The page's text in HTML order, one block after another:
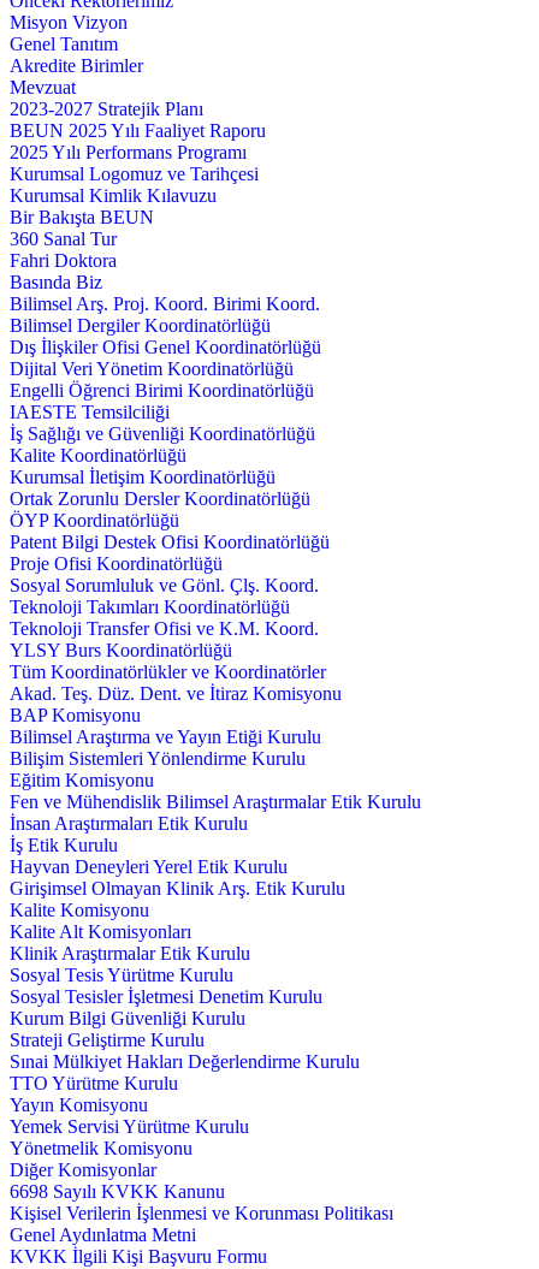
Misyon Vizyon
Genel Tanıtım
Akredite Birimler
Mevzuat
2023-2027 Stratejik Planı
BEUN 2025 Yılı Faaliyet Raporu
2025 Yılı Performans Programı
Kurumsal Logomuz ve Tarihçesi
Kurumsal Kimlik Kılavuzu
Bir Bakışta BEUN
360 Sanal Tur
Fahri Doktora
Basında Biz
Bilimsel Arş. Proj. Koord. Birimi Koord.
Bilimsel Dergiler Koordinatörlüğü
Dış İlişkiler Ofisi Genel Koordinatörlüğü
Dijital Veri Yönetim Koordinatörlüğü
Engelli Öğrenci Birimi Koordinatörlüğü
IAESTE Temsilciliği
İş Sağlığı ve Güvenliği Koordinatörlüğü
Kalite Koordinatörlüğü
Kurumsal İletişim Koordinatörlüğü
Ortak Zorunlu Dersler Koordinatörlüğü
ÖYP Koordinatörlüğü
Patent Bilgi Destek Ofisi Koordinatörlüğü
Proje Ofisi Koordinatörlüğü
Sosyal Sorumluluk ve Gönl. Çlş. Koord.
Teknoloji Takımları Koordinatörlüğü
Teknoloji Transfer Ofisi ve K.M. Koord.
YLSY Burs Koordinatörlüğü
Tüm Koordinatörlükler ve Koordinatörler
Akad. Teş. Düz. Dent. ve İtiraz Komisyonu
BAP Komisyonu
Bilimsel Araştırma ve Yayın Etiği Kurulu
Bilişim Sistemleri Yönlendirme Kurulu
Eğitim Komisyonu
Fen ve Mühendislik Bilimsel Araştırmalar Etik Kurulu
İnsan Araştırmaları Etik Kurulu
İş Etik Kurulu
Hayvan Deneyleri Yerel Etik Kurulu
Girişimsel Olmayan Klinik Arş. Etik Kurulu
Kalite Komisyonu
Kalite Alt Komisyonları
Klinik Araştırmalar Etik Kurulu
Sosyal Tesis Yürütme Kurulu
Sosyal Tesisler İşletmesi Denetim Kurulu
Kurum Bilgi Güvenliği Kurulu
Strateji Geliştirme Kurulu
Sınai Mülkiyet Hakları Değerlendirme Kurulu
TTO Yürütme Kurulu
Yayın Komisyonu
Yemek Servisi Yürütme Kurulu
Yönetmelik Komisyonu
Diğer Komisyonlar
6698 Sayılı KVKK Kanunu
Kişisel Verilerin İşlenmesi ve Korunması Politikası
Genel Aydınlatma Metni
KVKK İlgili Kişi Başvuru Formu